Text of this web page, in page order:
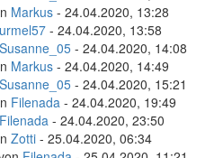
Markus - 24.04.2020, 13:28
urmel57 - 24.04.2020, 13:58
Susanne_05 - 24.04.2020, 14:08
Markus - 24.04.2020, 14:49
Susanne_05 - 24.04.2020, 15:21
Filenada - 24.04.2020, 19:49
Filenada - 24.04.2020, 23:50
Zotti - 25.04.2020, 06:34